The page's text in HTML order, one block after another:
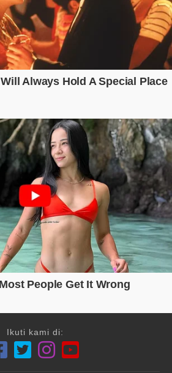
Ikuti kami di: